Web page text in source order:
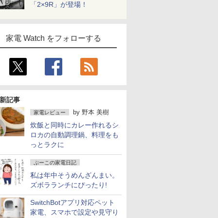
「2×9R」が登場！
家電 Watch をフォローする
記事
家電レビュー by 野本 美樹
炊飯と同時にカレー作れるシ
ロカの自動調理鍋、料理をも
っとラクに
ぷーこの家電日記
私は年中そうめんざんまい。
ズボラランチにぴったり!
SwitchBotアプリ対応ペット
家電、スマホで設定や見守り